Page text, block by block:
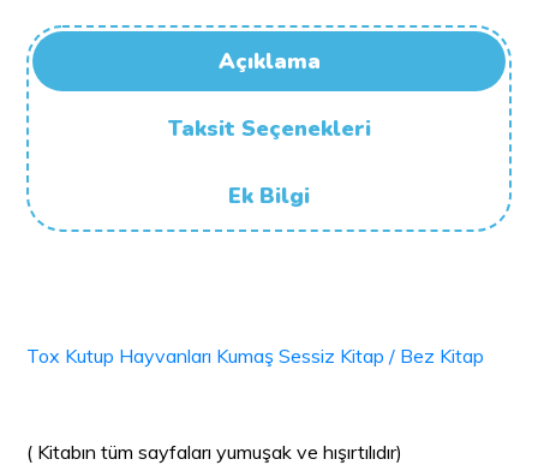
Açıklama
Taksit Seçenekleri
Ek Bilgi
Tox Kutup Hayvanları Kumaş Sessiz Kitap / Bez Kitap
( Kitabın tüm sayfaları yumuşak ve hışırtılıdır)